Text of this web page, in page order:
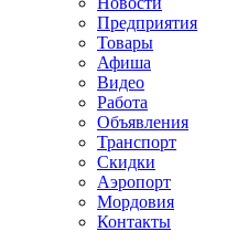
Предприятия
Товары
Афиша
Видео
Работа
Объявления
Транспорт
Скидки
Аэропорт
Мордовия
Контакты